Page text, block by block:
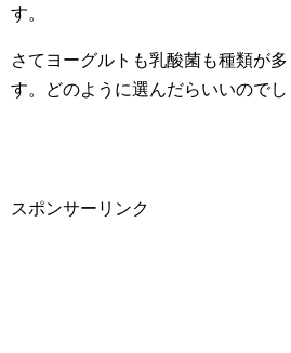
す。
さてヨーグルトも乳酸菌も種類が
す。どのように選んだらいいのでし
スポンサーリンク